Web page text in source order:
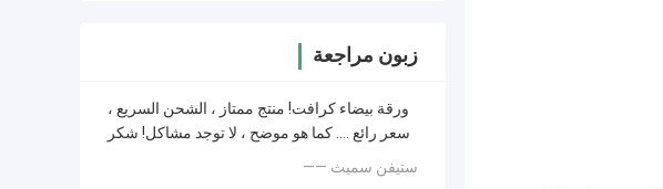
زبون مراجعة
ورقة بيضاء كرافت! منتج ممتاز ، الشحن السريع ،
سعر رائع .... كما هو موضح ، لا توجد مشاكل! شكر
—— ستيفن سميث